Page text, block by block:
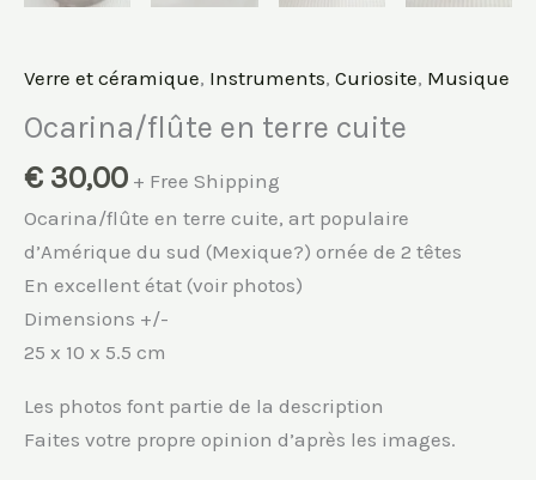
Verre et céramique, Instruments, Curiosite, Musique
Ocarina/flûte en terre cuite
€ 30,00 + Free Shipping
Ocarina/flûte en terre cuite, art populaire
d’Amérique du sud (Mexique?) ornée de 2 têtes
En excellent état (voir photos)
Dimensions +/-
25 x 10 x 5.5 cm
Les photos font partie de la description
Faites votre propre opinion d’après les images.